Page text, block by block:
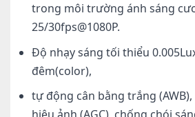
trong môi trường ánh sáng
25/30fps@1080P.
Độ nhạy sáng tối thiểu
đêm(color),
tự động cân bằng trắng